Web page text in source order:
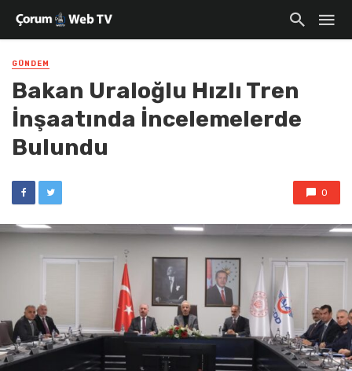
GÜNDEM
Bakan Uraloğlu Hızlı Tren
İnşaatında İncelemelerde
Bulundu
0